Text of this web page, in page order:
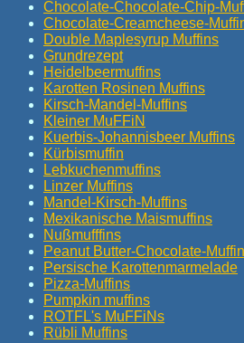
Chocolate-Chocolate-Chip-
Chocolate-Creamcheese-
Double Maplesyrup Muffins
Grundrezept
Heidelbeermuffins
Karotten Rosinen Muffins
Kirsch-Mandel-Muffins
Kleiner MuFFiN
Kuerbis-Johannisbeer Muffins
Kürbismuffin
Lebkuchenmuffins
Linzer Muffins
Mandel-Kirsch-Muffins
Mexikanische Maismuffins
Nußmufffins
Peanut Butter-Chocolate-
Persische Karottenmarmelade
Pizza-Muffins
Pumpkin muffins
ROTFL's MuFFiNs
Rübli Muffins